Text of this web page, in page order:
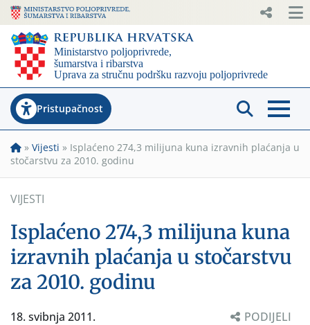
Pristupačnost
» Vijesti » Isplaćeno 274,3 milijuna kuna izravnih plaćanja u
stočarstvu za 2010. godinu
VIJESTI
Isplaćeno 274,3 milijuna kuna
izravnih plaćanja u stočarstvu
za 2010. godinu
18. svibnja 2011. PODIJELI